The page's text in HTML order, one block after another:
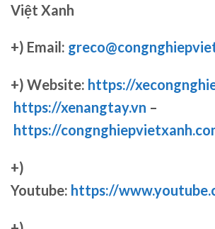
Việt Xanh
+) Email:
+) Website: https://
https://xenangtay.vn –
https://
+)
Youtube: https://